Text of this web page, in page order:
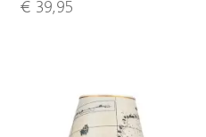
€ 39,95